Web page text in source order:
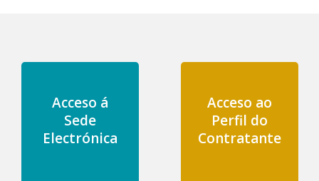
Acceso á
Sede
Electrónica
Acceso ao
Perfil do
Contratante